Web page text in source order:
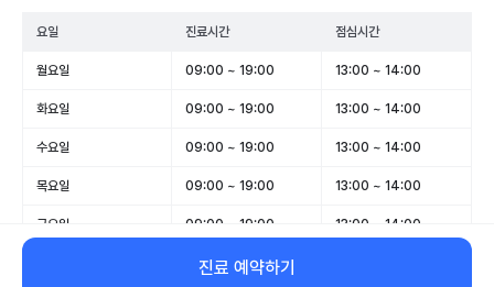
요일 진료시간 점심시간
월요일 09:00 ~ 19:00 13:00 ~ 14:00
화요일 09:00 ~ 19:00 13:00 ~ 14:00
수요일 09:00 ~ 19:00 13:00 ~ 14:00
목요일 09:00 ~ 19:00 13:00 ~ 14:00
금요일 09:00 ~ 19:00 13:00 ~ 14:00
09:00 ~ 14:30
진료 예약하기